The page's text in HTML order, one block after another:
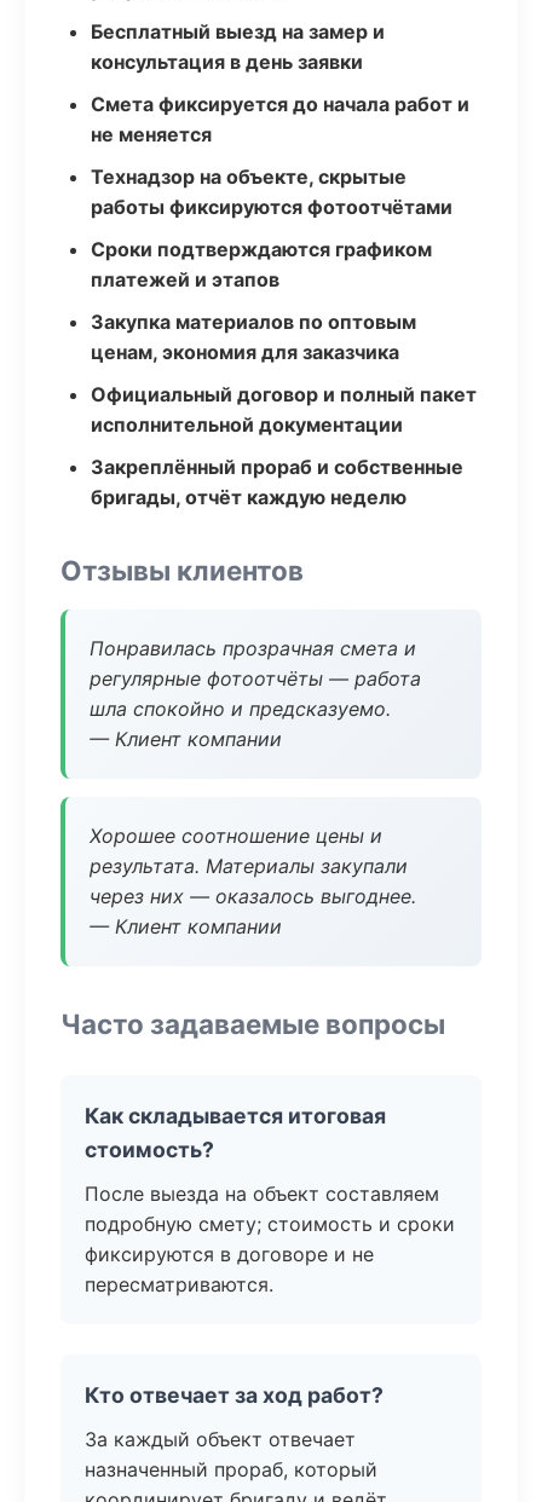
Бесплатный выезд на замер и
консультация в день заявки
Смета фиксируется до начала работ и
не меняется
Технадзор на объекте, скрытые
работы фиксируются фотоотчётами
Сроки подтверждаются графиком
платежей и этапов
Закупка материалов по оптовым
ценам, экономия для заказчика
Официальный договор и полный пакет
исполнительной документации
Закреплённый прораб и собственные
бригады, отчёт каждую неделю
Отзывы клиентов
Понравилась прозрачная смета и
регулярные фотоотчёты — работа
шла спокойно и предсказуемо.
— Клиент компании
Хорошее соотношение цены и
результата. Материалы закупали
через них — оказалось выгоднее.
— Клиент компании
Часто задаваемые вопросы
Как складывается итоговая
стоимость?
После выезда на объект составляем
подробную смету; стоимость и сроки
фиксируются в договоре и не
пересматриваются.
Кто отвечает за ход работ?
За каждый объект отвечает
назначенный прораб, который